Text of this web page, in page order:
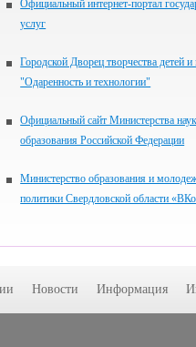
Официальный интернет-портал
услуг
Городской Дворец творчества детей
"Одаренность и технологии"
Официальный сайт Министерства
образования Российской Федерации
Министерство образования и
политики Свердловской области
Новости Информация